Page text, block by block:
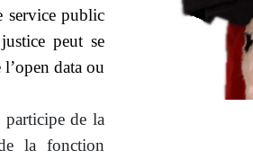
service public
peut se
data ou
de la
la fonction